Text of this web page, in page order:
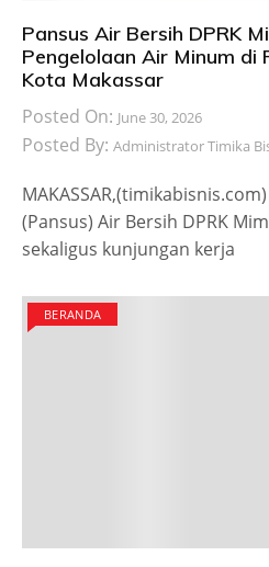
Pansus Air Bersih DPRK
Pengelolaan Air Minum di
Kota Makassar
Posted On: June 30, 2026
Posted By: Administrator Timika
(Pansus) Air Bersih DPRK
sekaligus kunjungan kerja
BERANDA